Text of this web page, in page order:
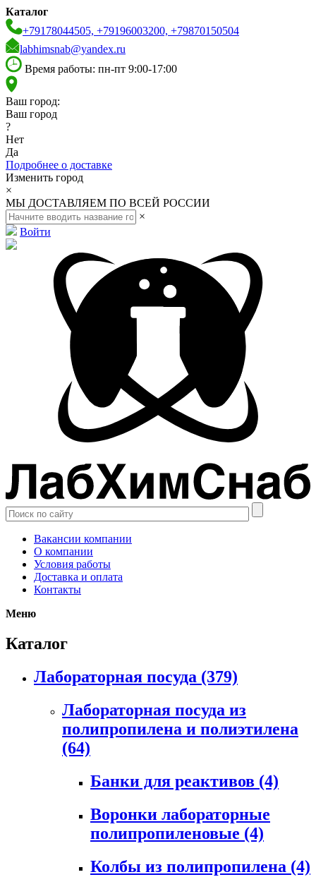
Каталог
+79178044505, +79196003200, +79870150504
labhimsnab@yandex.ru
Время работы: пн-пт 9:00-17:00
Ваш город:
Ваш город
?
Нет
Да
Подробнее о доставке
Изменить город
×
МЫ ДОСТАВЛЯЕМ ПО ВСЕЙ РОССИИ
×
Войти
Вакансии компании
О компании
Условия работы
Доставка и оплата
Контакты
Меню
Каталог
Лабораторная посуда (379)
Лабораторная посуда из
полипропилена и полиэтилена
(64)
Банки для реактивов (4)
Воронки лабораторные
полипропиленовые (4)
Колбы из полипропилена (4)